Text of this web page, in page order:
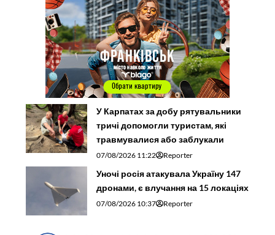
У Карпатах за добу рятувальники
тричі допомогли туристам, які
травмувалися або заблукали
07/08/2026 11:22 Reporter
Уночі росія атакувала Україну 147
дронами, є влучання на 15 локаціях
07/08/2026 10:37 Reporter